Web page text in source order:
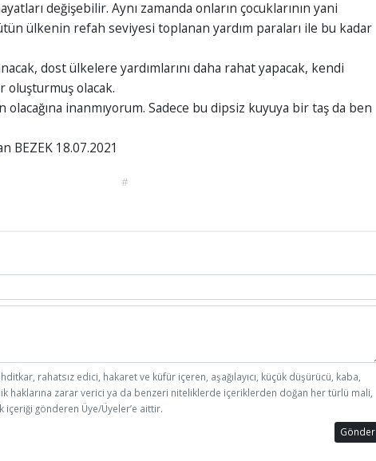
değişebilir. Aynı zamanda onların çocuklarının yani
ülkenin refah seviyesi toplanan yardım paraları ile bu kadar
dost ülkelere yardımlarını daha rahat yapacak, kendi
oluşturmuş olacak.
inanmıyorum. Sadece bu dipsiz kuyuya bir taş da ben
18.07.2021
#
rahatsız edici, hakaret ve küfür içeren, aşağılayıcı, küçük düşürücü, kaba,
haklarına zarar verici ya da benzeri niteliklerde içeriklerden doğan her türlü mali,
gönderen Üye/Üyeler’e aittir.
Gönder